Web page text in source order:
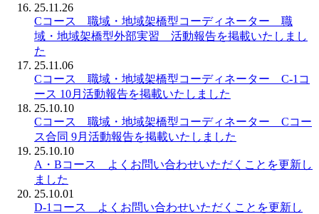
25.11.26
Cコース 職域・地域架橋型コーディネーター 職
域・地域架橋型外部実習 活動報告を掲載いたしまし
た
25.11.06
Cコース 職域・地域架橋型コーディネーター C-1コ
ース 10月活動報告を掲載いたしました
25.10.10
Cコース 職域・地域架橋型コーディネーター Cコー
ス合同 9月活動報告を掲載いたしました
25.10.10
A・Bコース よくお問い合わせいただくことを更新し
ました
25.10.01
D-1コース よくお問い合わせいただくことを更新し